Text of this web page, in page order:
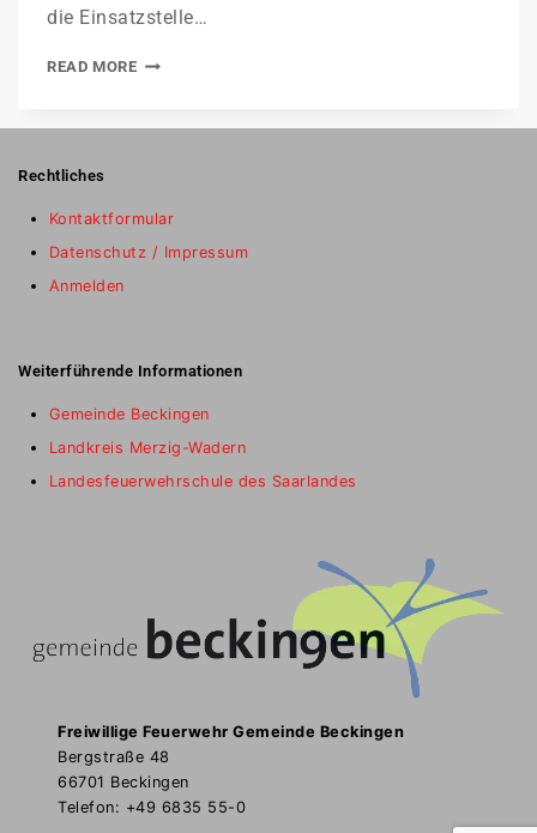
die Einsatzstelle…
READ MORE
Rechtliches
Kontaktformular
Datenschutz / Impressum
Anmelden
Weiterführende Informationen
Gemeinde Beckingen
Landkreis Merzig-Wadern
Landesfeuerwehrschule des Saarlandes
Freiwillige Feuerwehr Gemeinde Beckingen
Bergstraße 48
66701 Beckingen
Telefon: +49 6835 55-0